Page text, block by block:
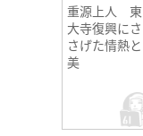
重源上人 東
大寺復興にさ
さげた情熱と
美